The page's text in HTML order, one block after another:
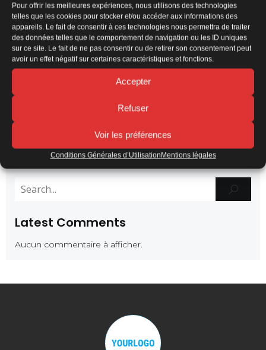
Pour offrir les meilleures expériences, nous utilisons des technologies
telles que les cookies pour stocker et/ou accéder aux informations des
appareils. Le fait de consentir à ces technologies nous permettra de traiter
des données telles que le comportement de navigation ou les ID uniques
sur ce site. Le fait de ne pas consentir ou de retirer son consentement peut
avoir un effet négatif sur certaines caractéristiques et fonctions.
Accepter
Refuser
Voir les préférences
Conditions Générales d’UtilisationMentions légales
Latest Comments
Aucun commentaire à afficher.